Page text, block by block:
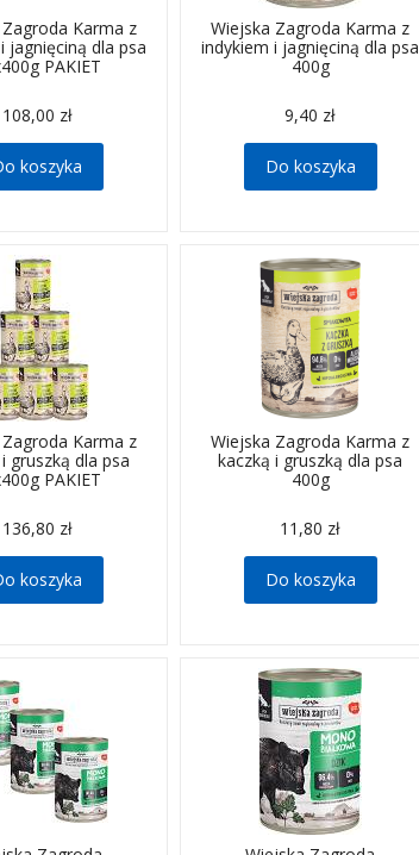
Karma z
jagnięciną dla psa
PAKIET
108,00 zł
koszyka
Wiejska Zagroda Karma z
indykiem i jagnięciną dla psa
400g
9,40 zł
Do koszyka
Karma z
gruszką dla psa
PAKIET
136,80 zł
koszyka
Wiejska Zagroda Karma z
kaczką i gruszką dla psa
400g
11,80 zł
Do koszyka